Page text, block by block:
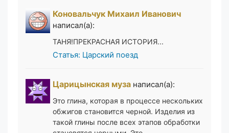
Коновальчук Михаил Иванович
написал(а):
ТАНЯ!ПРЕКРАСНАЯ ИСТОРИЯ...
Статья: Царский поезд
Царицынская муза написал(а):
Это глина, которая в процессе нескольких
обжигов становится черной. Изделия из
такой глины после всех этапов обработки